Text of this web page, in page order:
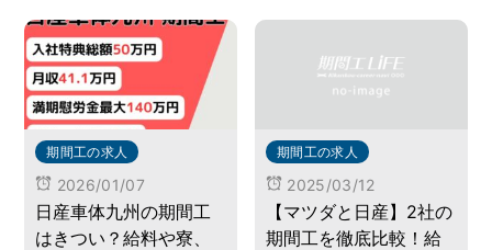
期間工の求人
2026/01/07
日産車体九州の期間工
はきつい？給料や寮、
期間工の求人
2025/03/12
【マツダと日産】2社の
期間工を徹底比較！給